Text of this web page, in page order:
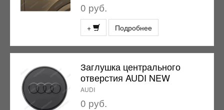
0 руб.
+ Подробнее
Заглушка центрального
отверстия AUDI NEW
AUDI
0 руб.